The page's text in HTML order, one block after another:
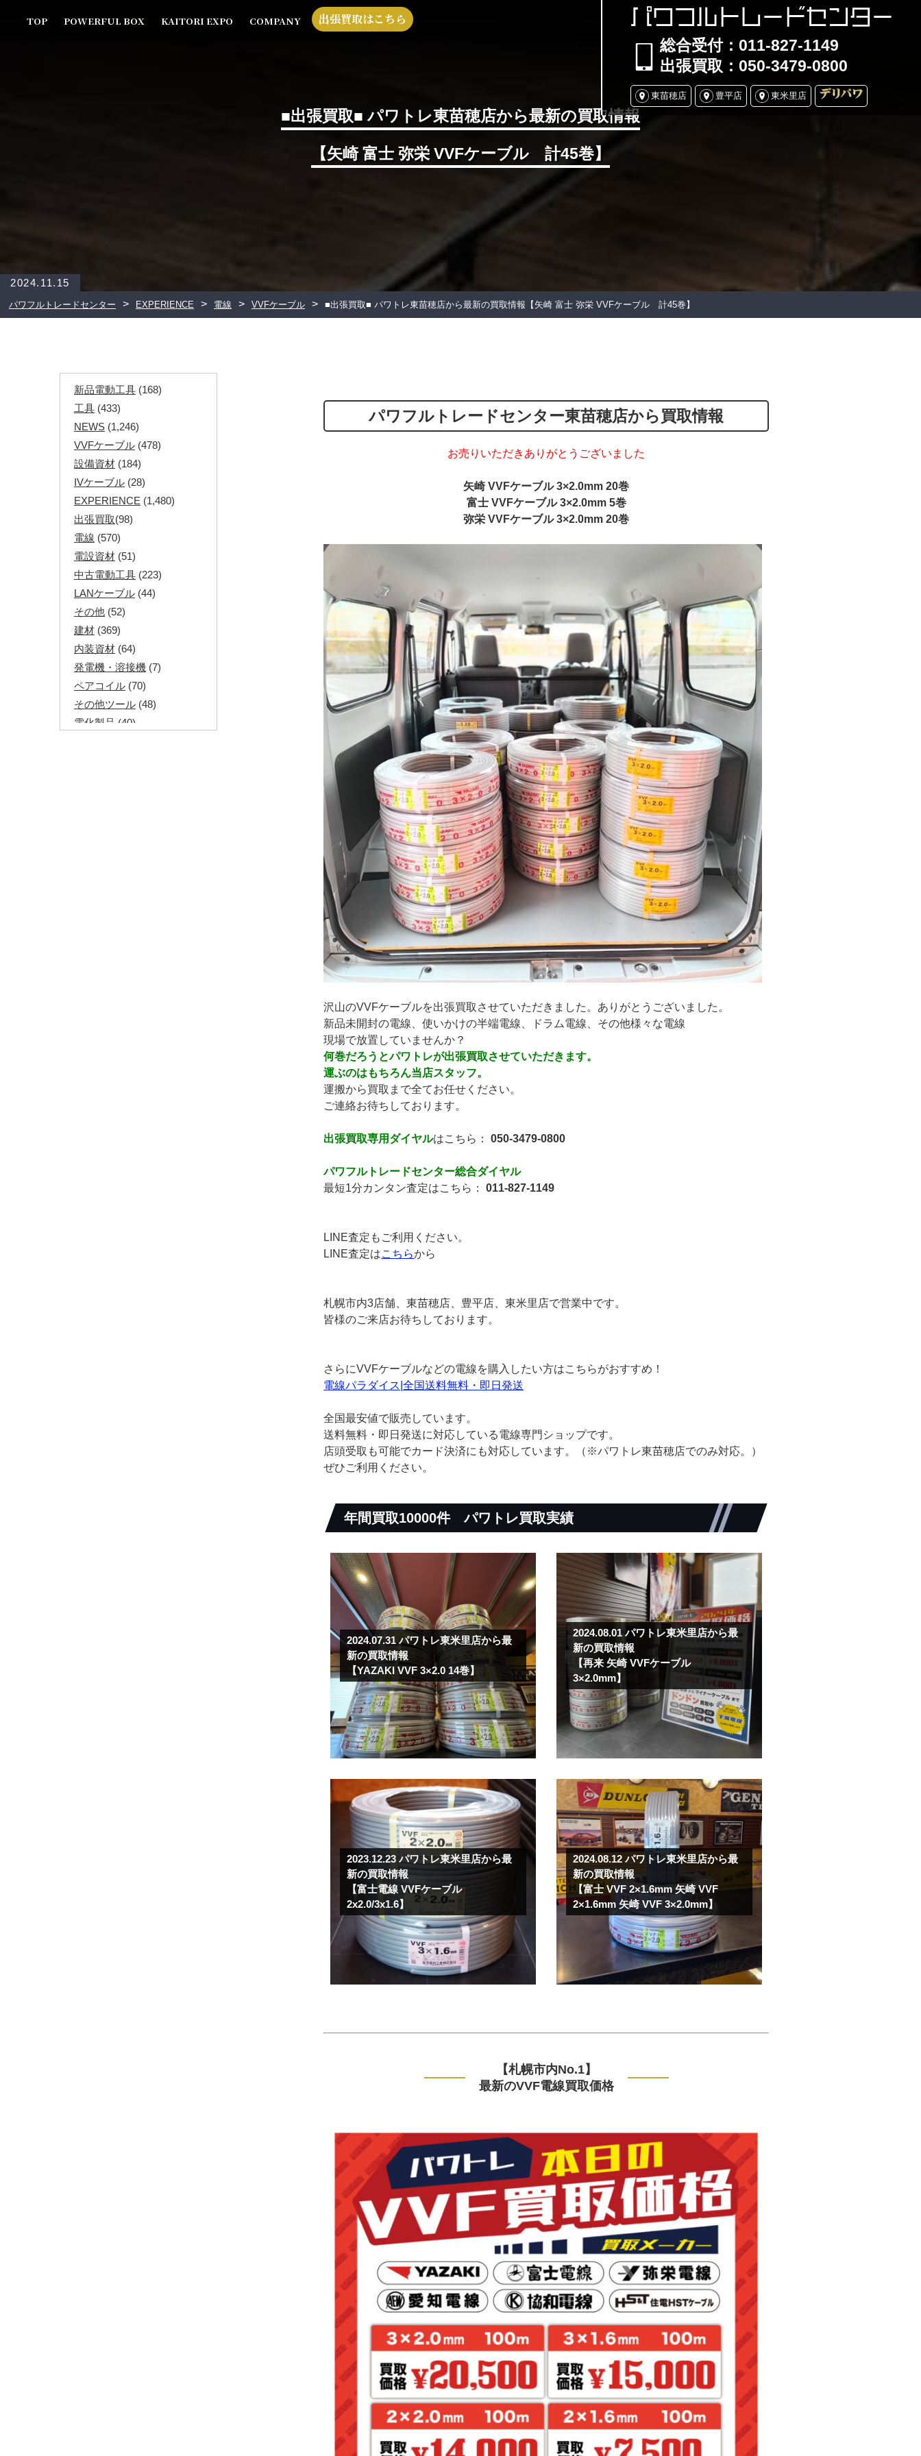
パワフルトレードセンター
総合受付：011-827-1149
出張買取：050-3479-0800
東苗穂店 豊平店 東米里店
TOP POWERFUL BOX KAITORI EXPO COMPANY 出張買取はこちら
■出張買取■ パワトレ東苗穂店から最新の買取情報
【矢崎 富士 弥栄 VVFケーブル 計45巻】
2024.11.15
パワフルトレードセンター > EXPERIENCE > 電線 > VVFケーブル > ■出張買取■ パワトレ東苗穂店から最新の買取情報 【矢崎 富士 弥栄 VVFケーブル 計45巻】
新品電動工具 (168)
工具 (433)
NEWS (1,246)
VVFケーブル (478)
設備資材 (184)
IVケーブル (28)
EXPERIENCE (1,480)
出張買取(98)
電線 (570)
電設資材 (51)
中古電動工具 (223)
LANケーブル (44)
その他 (52)
建材 (369)
内装資材 (64)
発電機・溶接機 (7)
ペアコイル (70)
その他ツール (48)
電化製品 (40)
パワフルトレードセンター東苗穂店から買取情報
お売りいただきありがとうございました
矢崎 VVFケーブル 3×2.0mm 20巻
富士 VVFケーブル 3×2.0mm 5巻
弥栄 VVFケーブル 3×2.0mm 20巻
沢山のVVFケーブルを出張買取させていただきました。ありがとうございました。
新品未開封の電線、使いかけの半端電線、ドラム電線、その他様々な電線
現場で放置していませんか？
何巻だろうとパワトレが出張買取させていただきます。
運ぶのはもちろん当店スタッフ。
運搬から買取まで全てお任せください。
ご連絡お待ちしております。
出張買取専用ダイヤルはこちら：050-3479-0800
パワフルトレードセンター総合ダイヤル
最短1分カンタン査定はこちら：011-827-1149
LINE査定もご利用ください。
LINE査定はこちらから
札幌市内3店舗、東苗穂店、豊平店、東米里店で営業中です。
皆様のご来店お待ちしております。
さらにVVFケーブルなどの電線を購入したい方はこちらがおすすめ！
電線パラダイス|全国送料無料・即日発送
全国最安値で販売しています。
送料無料・即日発送に対応している電線専門ショップです。
店頭受取も可能でカード決済にも対応しています。（※パワトレ東苗穂店でのみ対応。）
ぜひご利用ください。
年間買取10000件パワトレ買取実績
2024.07.31パワトレ東米里店から最
新の買取情報
【YAZAKI VVF 3×2.0 14巻】
2024.08.01パワトレ東米里店から最
新の買取情報
【再来 矢崎 VVFケーブル
3×2.0mm】
2023.12.23パワトレ東米里店から最
新の買取情報
【富士電線 VVFケーブル
2x2.0/3x1.6】
2024.08.12パワトレ東米里店から最
新の買取情報
【富士 VVF 2×1.6mm 矢崎 VVF
2×1.6mm 矢崎 VVF 3×2.0mm】
【札幌市内No.1】
最新のVVF電線買取価格